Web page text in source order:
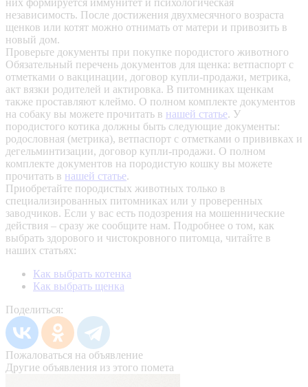
них формируется иммунитет и психологическая
независимость. После достижения двухмесячного возраста
щенков или котят можно отнимать от матери и привозить в
новый дом.
Проверьте документы при покупке породистого животного
Обязательный перечень документов для щенка: ветпаспорт с
отметками о вакцинации, договор купли-продажи, метрика,
акт вязки родителей и актировка. В питомниках щенкам
также проставляют клеймо. О полном комплекте документов
на собаку вы можете прочитать в нашей статье. У
породистого котика должны быть следующие документы:
родословная (метрика), ветпаспорт с отметками о прививках и
дегельминтизации, договор купли-продажи. О полном
комплекте документов на породистую кошку вы можете
прочитать в нашей статье.
Приобретайте породистых животных только в
специализированных питомниках или у проверенных
заводчиков. Если у вас есть подозрения на мошеннические
действия – сразу же сообщите нам. Подробнее о том, как
выбрать здорового и чистокровного питомца, читайте в
наших статьях:
Как выбрать котенка
Как выбрать щенка
Поделиться:
Пожаловаться на объявление
Другие объявления из этого помета